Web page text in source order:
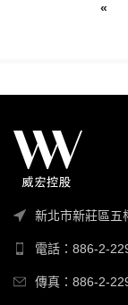
«
新北市新莊區五
電話：886-2-
傳真：886-2-